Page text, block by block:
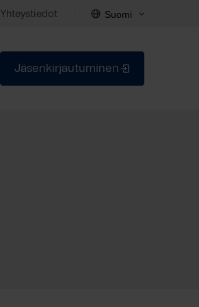
Yhteystiedot Suomi
Jäsenkirjautuminen